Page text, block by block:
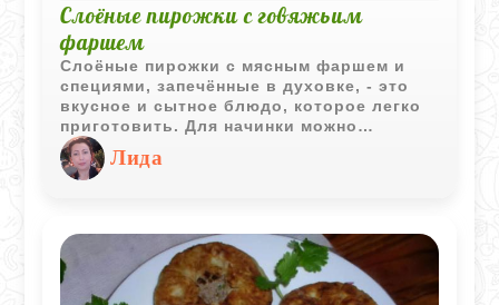
Слоёные пирожки с говяжьим
фаршем
Слоёные пирожки с мясным фаршем и
специями, запечённые в духовке, - это
вкусное и сытное блюдо, которое легко
приготовить. Для начинки можно
использовать свиной, говяжий или
комбинированный фарш, обжаренный с
луком, томатной пастой и пряностями,
Лида